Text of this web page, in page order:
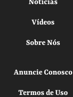
Notícias
Vídeos
Sobre Nós
Anuncie Conosco
Termos de Uso